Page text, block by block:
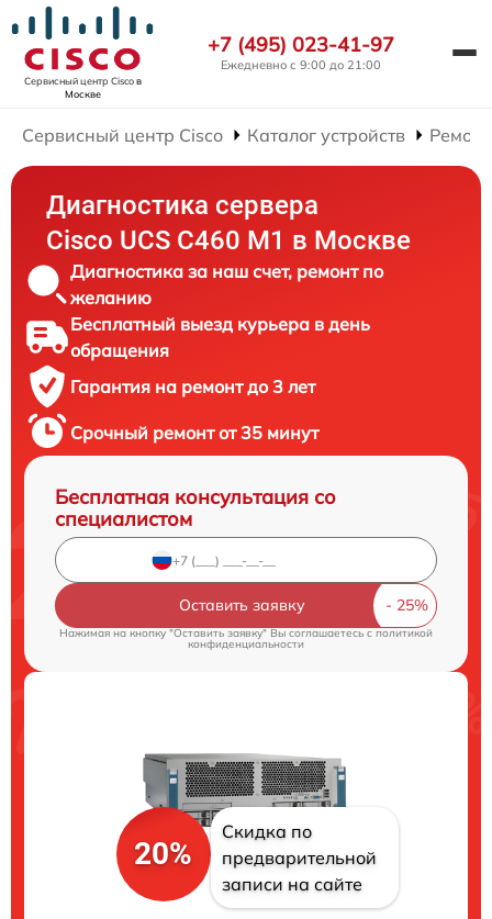
Сервисный центр Ciscoв
Москве
+7 (495) 023-41-97
Ежедневно с 9:00 до 21:00
Сервисный центр Cisco Каталог устройств
Диагностика сервера
Cisco UCS C460 M1 в Москве
Диагностика за наш счет, ремонт по
желанию
Бесплатный выезд курьера в день
обращения
Гарантия на ремонт до 3 лет
Срочный ремонт от 35 минут
Бесплатная консультация со
специалистом
Оставить заявку
Нажимая на кнопку "Оставить заявку" Вы соглашаетесь cполитикой
конфиденциальности
20%
Скидка по
предварительной
записи на сайте